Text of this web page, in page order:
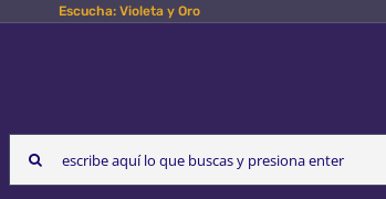
Escucha: Violeta y Oro
Search
for: